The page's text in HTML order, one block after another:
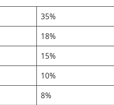
35%
18%
15%
10%
8%